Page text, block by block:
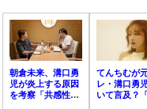
朝倉未来、溝口勇
児が炎上する原因
を考察「共感性み
てんちむが
レ・溝口勇
いて言及？